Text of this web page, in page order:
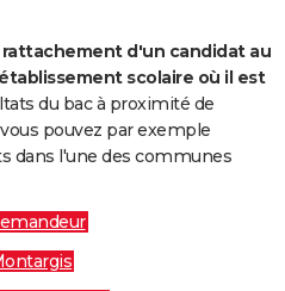
d'un candidat au
scolaire où il est
du bac à proximité de
pouvez par exemple
dans l'une des communes